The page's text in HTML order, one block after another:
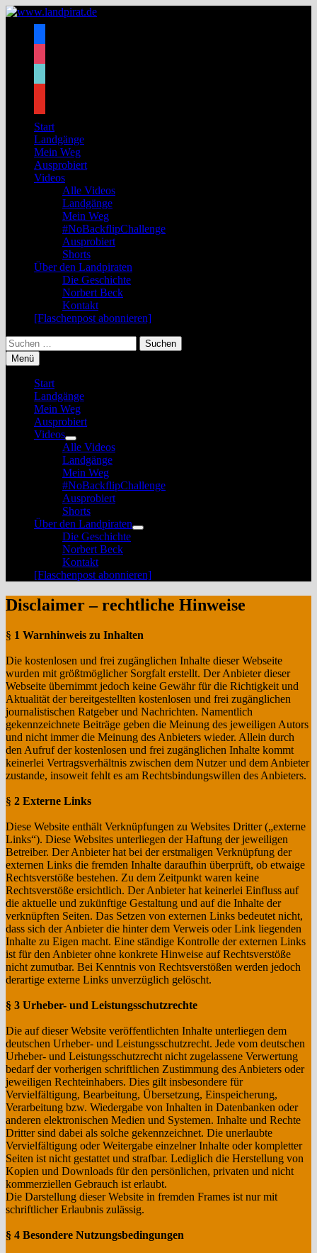
Zum
Start
Landgänge
Mein Weg
Ausprobiert
Videos
Alle Videos
Landgänge
Mein Weg
#NoBackflipChallenge
Ausprobiert
Shorts
Über den Landpiraten
Die Geschichte
Norbert Beck
Kontakt
[Flaschenpost abonnieren]
Suchen
nach:
Menü
Start
Landgänge
Mein Weg
Ausprobiert
Videos
Untermenü
anzeigen
Alle Videos
Landgänge
Mein Weg
#NoBackflipChallenge
Ausprobiert
Shorts
Über den Landpiraten
Untermenü
Die Geschichte
Norbert Beck
Kontakt
[Flaschenpost abonnieren]
Disclaimer – rechtliche Hinweise
§ 1 Warnhinweis zu Inhalten
Die kostenlosen und frei zugänglichen Inhalte dieser Webseite
wurden mit größtmöglicher Sorgfalt erstellt. Der Anbieter dieser
Webseite übernimmt jedoch keine Gewähr für die Richtigkeit und
Aktualität der bereitgestellten kostenlosen und frei zugänglichen
journalistischen Ratgeber und Nachrichten. Namentlich
gekennzeichnete Beiträge geben die Meinung des jeweiligen Autors
und nicht immer die Meinung des Anbieters wieder. Allein durch
den Aufruf der kostenlosen und frei zugänglichen Inhalte kommt
keinerlei Vertragsverhältnis zwischen dem Nutzer und dem Anbieter
zustande, insoweit fehlt es am Rechtsbindungswillen des Anbieters.
§ 2 Externe Links
Diese Website enthält Verknüpfungen zu Websites Dritter („externe
Links“). Diese Websites unterliegen der Haftung der jeweiligen
Betreiber. Der Anbieter hat bei der erstmaligen Verknüpfung der
externen Links die fremden Inhalte daraufhin überprüft, ob etwaige
Rechtsverstöße bestehen. Zu dem Zeitpunkt waren keine
Rechtsverstöße ersichtlich. Der Anbieter hat keinerlei Einfluss auf
die aktuelle und zukünftige Gestaltung und auf die Inhalte der
verknüpften Seiten. Das Setzen von externen Links bedeutet nicht,
dass sich der Anbieter die hinter dem Verweis oder Link liegenden
Inhalte zu Eigen macht. Eine ständige Kontrolle der externen Links
ist für den Anbieter ohne konkrete Hinweise auf Rechtsverstöße
nicht zumutbar. Bei Kenntnis von Rechtsverstößen werden jedoch
derartige externe Links unverzüglich gelöscht.
§ 3 Urheber- und Leistungsschutzrechte
Die auf dieser Website veröffentlichten Inhalte unterliegen dem
deutschen Urheber- und Leistungsschutzrecht. Jede vom deutschen
Urheber- und Leistungsschutzrecht nicht zugelassene Verwertung
bedarf der vorherigen schriftlichen Zustimmung des Anbieters oder
jeweiligen Rechteinhabers. Dies gilt insbesondere für
Vervielfältigung, Bearbeitung, Übersetzung, Einspeicherung,
Verarbeitung bzw. Wiedergabe von Inhalten in Datenbanken oder
anderen elektronischen Medien und Systemen. Inhalte und Rechte
Dritter sind dabei als solche gekennzeichnet. Die unerlaubte
Vervielfältigung oder Weitergabe einzelner Inhalte oder kompletter
Seiten ist nicht gestattet und strafbar. Lediglich die Herstellung von
Kopien und Downloads für den persönlichen, privaten und nicht
kommerziellen Gebrauch ist erlaubt.
Die Darstellung dieser Website in fremden Frames ist nur mit
schriftlicher Erlaubnis zulässig.
§ 4 Besondere Nutzungsbedingungen